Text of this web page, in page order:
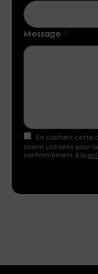
Message *
En cochant cette
soient utilisées pour
conformément à la